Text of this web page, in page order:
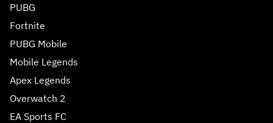
PUBG
Fortnite
PUBG Mobile
Mobile Legends
Apex Legends
Overwatch 2
EA Sports FC